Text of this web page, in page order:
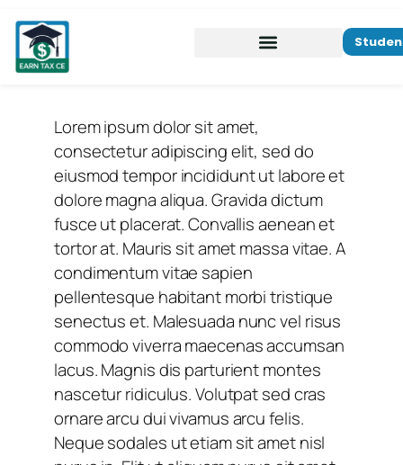
Lorem ipsum dolor sit amet,
consectetur adipiscing elit, sed do
eiusmod tempor incididunt ut labore et
dolore magna aliqua. Gravida dictum
fusce ut placerat. Convallis aenean et
tortor at. Mauris sit amet massa vitae. A
condimentum vitae sapien
pellentesque habitant morbi tristique
senectus et. Malesuada nunc vel risus
commodo viverra maecenas accumsan
lacus. Magnis dis parturient montes
nascetur ridiculus. Volutpat sed cras
ornare arcu dui vivamus arcu felis.
Neque sodales ut etiam sit amet nisl